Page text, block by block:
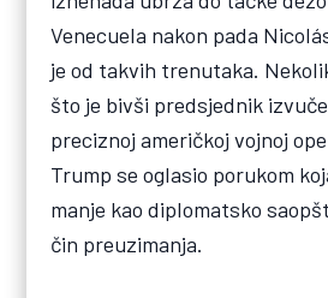
Venecuela nakon pada
je od takvih trenutaka.
što je bivši predsjednik
preciznoj američkoj vojnoj
Trump se oglasio porukom
manje kao diplomatsko
čin preuzimanja.